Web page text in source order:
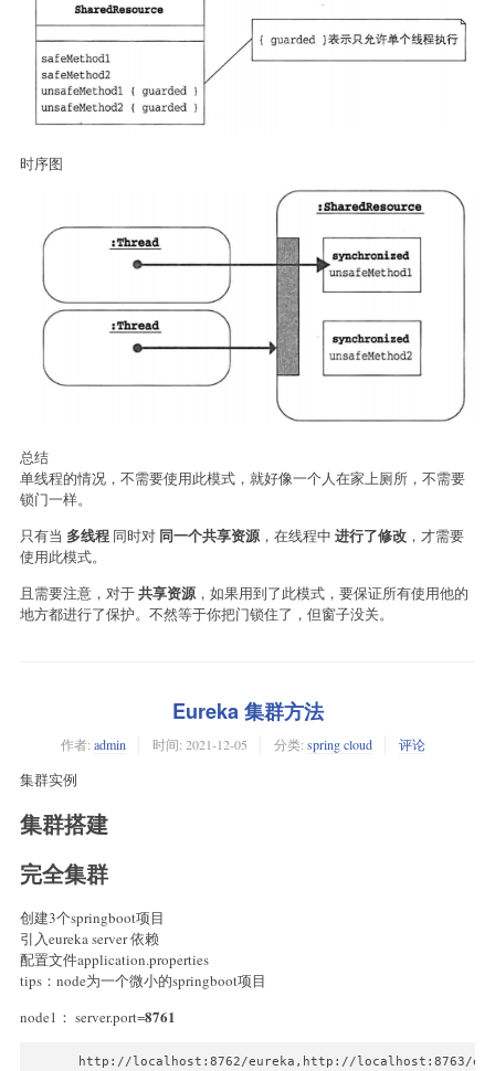
时序图
总结
单线程的情况，不需要使用此模式，就好像一个人在家上厕所，不需要
锁门一样。
只有当 多线程 同时对 同一个共享资源，在线程中 进行了修改 ，才需要
使用此模式。
且需要注意，对于共享资源，如果用到了此模式，要保证所有使用他的
地方都进行了保护。不然等于你把门锁住了，但窗子没关。
Eureka 集群方法
作者: admin 时间: 2021-12-05 分类: spring cloud 评论
集群实例
集群搭建
完全集群
创建3个springboot项目
引入eureka server 依赖
配置文件application.properties
tips：node为一个微小的springboot项目
node1： server.port=8761
http://localhost:8762/eureka,http://localhost:8763/